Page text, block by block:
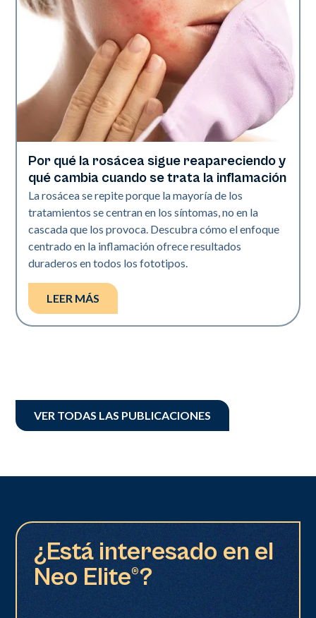
Salud de la piel
Por qué la rosácea sigue reapareciendo y
qué cambia cuando se trata la inflamación
La rosácea se repite porque la mayoría de los
tratamientos se centran en los síntomas, no en la
cascada que los provoca. Descubra cómo el enfoque
centrado en la inflamación ofrece resultados
duraderos en todos los fototipos.
LEER MÁS
VER TODAS LAS PUBLICACIONES
¿Está interesado en el
Neo Elite®?